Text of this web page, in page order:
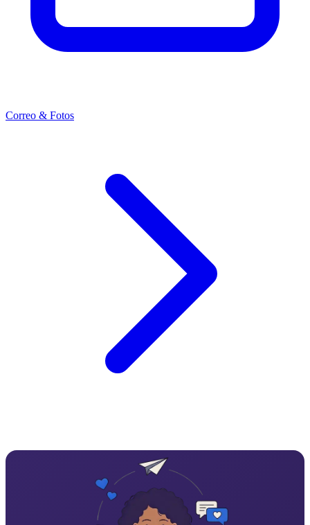
Correo & Fotos